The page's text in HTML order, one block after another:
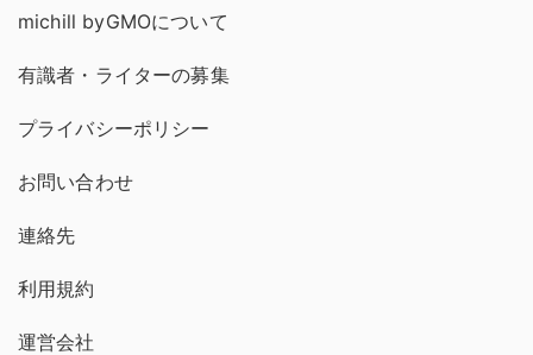
michill byGMOについて
有識者・ライターの募集
プライバシーポリシー
お問い合わせ
連絡先
利用規約
運営会社